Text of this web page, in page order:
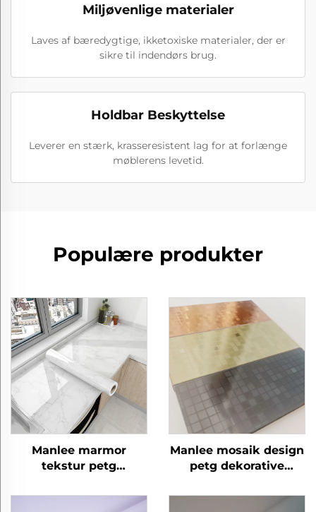
Miljøvenlige materialer
Laves af bæredygtige, ikketoxiske materialer, der er
sikre til indendørs brug.
Holdbar Beskyttelse
Leverer en stærk, krasseresistent lag for at forlænge
møblerens levetid.
Populære produkter
Manlee marmor
tekstur petg
til køkkenskran
Manlee mosaik design
petg dekorative
væggulv/plads